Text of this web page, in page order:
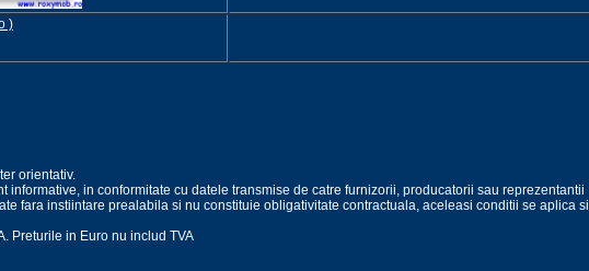
)
orientativ.
informative, in conformitate cu datele transmise de catre furnizorii, producatorii sau reprezentantii
fara instiintare prealabila si nu constituie obligativitate contractuala, aceleasi conditii se aplica si
Preturile in Euro nu includ TVA